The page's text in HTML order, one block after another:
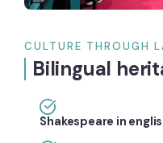
CULTURE THROUGH
Bilingual
Shakespeare in